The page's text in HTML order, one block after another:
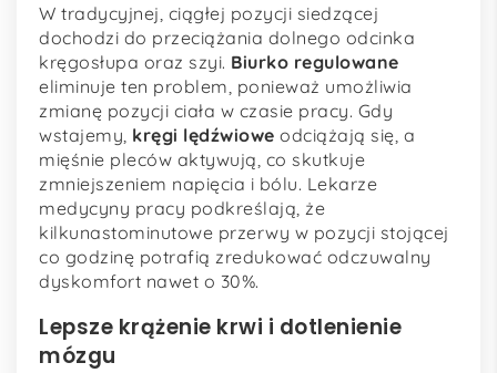
W tradycyjnej, ciągłej pozycji siedzącej
dochodzi do przeciążania dolnego odcinka
kręgosłupa oraz szyi. Biurko regulowane
eliminuje ten problem, ponieważ umożliwia
zmianę pozycji ciała w czasie pracy. Gdy
wstajemy, kręgi lędźwiowe odciążają się, a
mięśnie pleców aktywują, co skutkuje
zmniejszeniem napięcia i bólu. Lekarze
medycyny pracy podkreślają, że
kilkunastominutowe przerwy w pozycji stojącej
co godzinę potrafią zredukować odczuwalny
dyskomfort nawet o 30%.
Lepsze krążenie krwi i dotlenienie
mózgu